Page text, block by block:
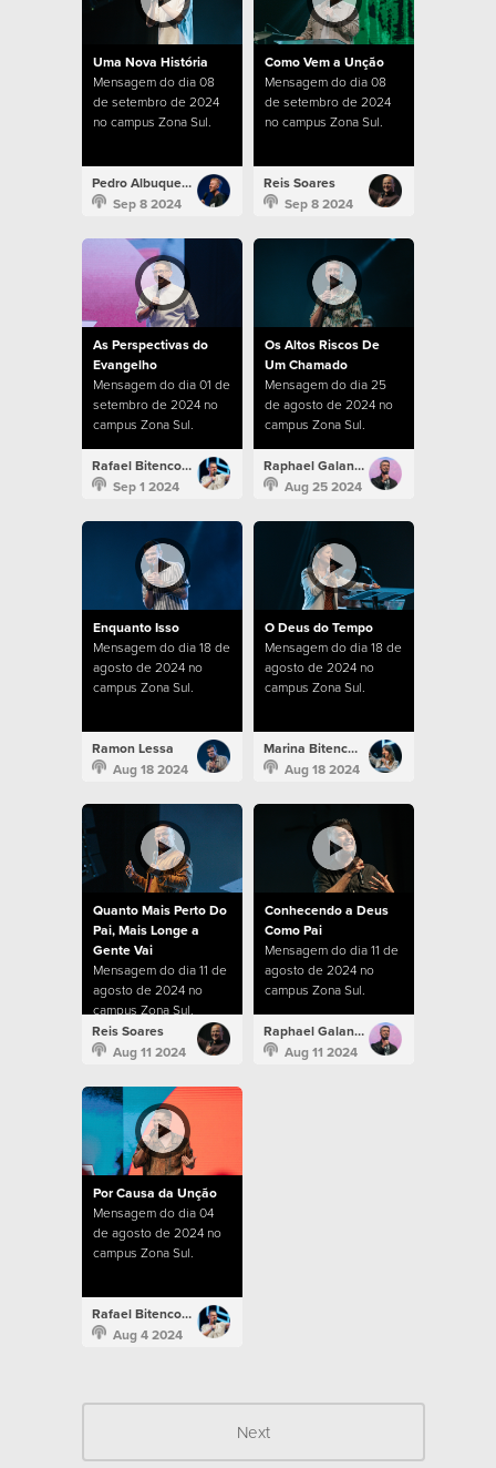
Uma Nova História
Mensagem do dia 08
de setembro de 2024
no campus Zona Sul.
Pedro Albuquerque
Sep 8 2024
Como Vem a Unção
Mensagem do dia 08
de setembro de 2024
no campus Zona Sul.
Reis Soares
Sep 8 2024
As Perspectivas do
Evangelho
Mensagem do dia 01 de
setembro de 2024 no
campus Zona Sul.
Rafael Bitencourt
Sep 1 2024
Os Altos Riscos De
Um Chamado
Mensagem do dia 25
de agosto de 2024 no
campus Zona Sul.
Raphael Galante
Aug 25 2024
Enquanto Isso
Mensagem do dia 18 de
agosto de 2024 no
campus Zona Sul.
Ramon Lessa
Aug 18 2024
O Deus do Tempo
Mensagem do dia 18 de
agosto de 2024 no
campus Zona Sul.
Marina Bitencourt
Aug 18 2024
Quanto Mais Perto Do
Pai, Mais Longe a
Gente Vai
Mensagem do dia 11 de
agosto de 2024 no
campus Zona Sul.
Reis Soares
Aug 11 2024
Conhecendo a Deus
Como Pai
Mensagem do dia 11 de
agosto de 2024 no
campus Zona Sul.
Raphael Galante
Aug 11 2024
Por Causa da Unção
Mensagem do dia 04
de agosto de 2024 no
campus Zona Sul.
Rafael Bitencourt
Aug 4 2024
Next